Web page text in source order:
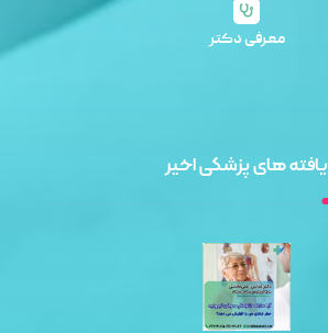
معرفی دکتر
یافته های پزشکی اخیر